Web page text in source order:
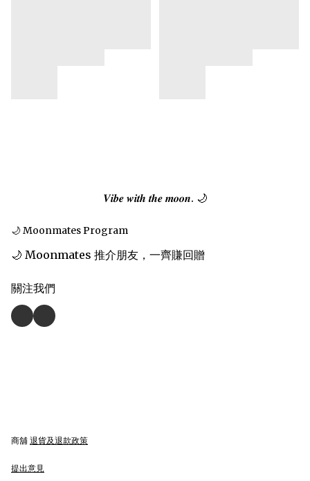
𝑽𝒊𝒃𝒆 𝒘𝒊𝒕𝒉 𝒕𝒉𝒆 𝒎𝒐𝒐𝒏. 🌙
🌙 Moonmates Program
🌙 Moonmates 推介朋友，一齊賺回贈
關注我們
商舖 退貨及退款政策
提出意見